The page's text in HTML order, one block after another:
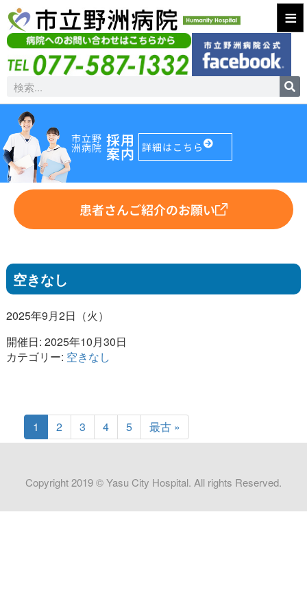
≡
市立野
洲病院 採用
案内 詳細はこちら
患者さんご紹介のお願い
空きなし
2025年9月2日（火）
開催日: 2025年10月30日
カテゴリー: 空きなし
1 2 3 4 5 最古 »
Copyright 2019 © Yasu City Hospital. All rights Reserved.